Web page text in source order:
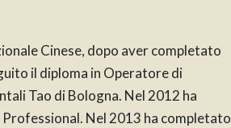
Cinese, dopo aver completato
il diploma in Operatore di
Tao di Bologna. Nel 2012 ha
Professional. Nel 2013 ha completato